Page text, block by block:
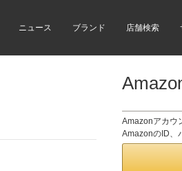
ニュース ブランド 店舗検索
Amazonアカウ
AmazonのID、